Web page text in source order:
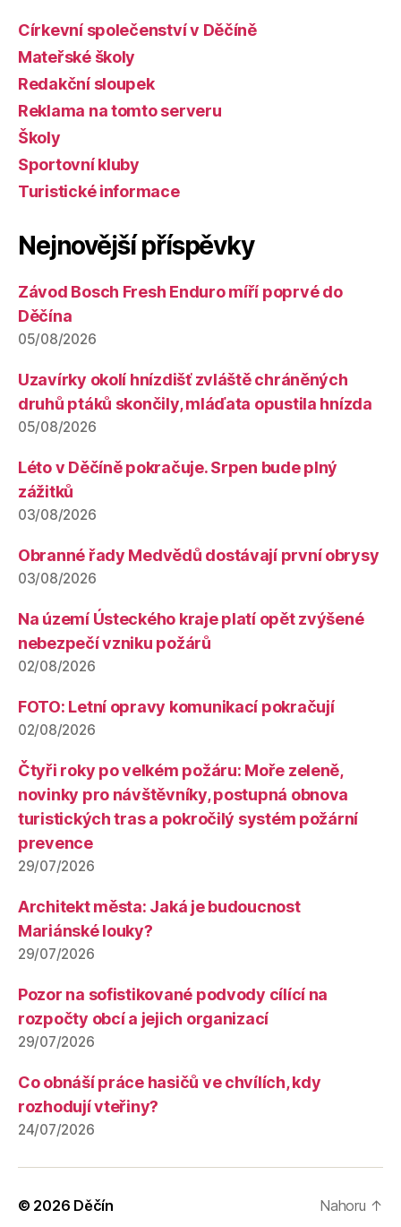
Církevní společenství v Děčíně
Mateřské školy
Redakční sloupek
Reklama na tomto serveru
Školy
Sportovní kluby
Turistické informace
Nejnovější příspěvky
Závod Bosch Fresh Enduro míří poprvé do
Děčína
05/08/2026
Uzavírky okolí hnízdišť zvláště chráněných
druhů ptáků skončily, mláďata opustila hnízda
05/08/2026
Léto v Děčíně pokračuje. Srpen bude plný
zážitků
03/08/2026
Obranné řady Medvědů dostávají první obrysy
03/08/2026
Na území Ústeckého kraje platí opět zvýšené
nebezpečí vzniku požárů
02/08/2026
FOTO: Letní opravy komunikací pokračují
02/08/2026
Čtyři roky po velkém požáru: Moře zeleně,
novinky pro návštěvníky, postupná obnova
turistických tras a pokročilý systém požární
prevence
29/07/2026
Architekt města: Jaká je budoucnost
Mariánské louky?
29/07/2026
Pozor na sofistikované podvody cílící na
rozpočty obcí a jejich organizací
29/07/2026
Co obnáší práce hasičů ve chvílích, kdy
rozhodují vteřiny?
24/07/2026
© 2026 Děčín Nahoru ↑